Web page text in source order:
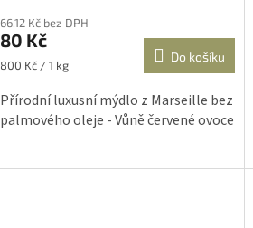
produktu
je
5,0
5
hvězdiček.
66,12 Kč bez DPH
80 Kč
Měrná
800 Kč / 1 kg
Do košíku
Přírodní luxusní mýdlo z Marseille bez
palmového oleje - Vůně červené ovoce